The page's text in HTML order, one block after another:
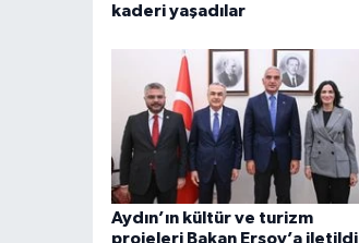
kaderi yaşadılar
Aydın’ın kültür ve turizm
projeleri Bakan Ersoy’a iletildi